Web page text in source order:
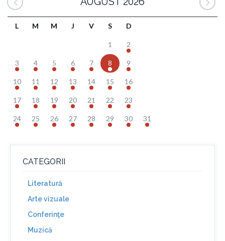
L M M J V S D
1 2
3 4 5 6 7 8 9
10 11 12 13 14 15 16
17 18 19 20 21 22 23
24 25 26 27 28 29 30 31
CATEGORII
Literatură
Arte vizuale
Conferinţe
Muzică